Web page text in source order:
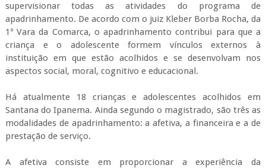
supervisionar todas as atividades do programa de
apadrinhamento. De acordo com o juiz Kleber Borba Rocha, da
1ª Vara da Comarca, o apadrinhamento contribui para que a
criança e o adolescente formem vínculos externos à
instituição em que estão acolhidos e se desenvolvam nos
aspectos social, moral, cognitivo e educacional.
Há atualmente 18 crianças e adolescentes acolhidos em
Santana do Ipanema. Ainda segundo o magistrado, são três as
modalidades de apadrinhamento: a afetiva, a financeira e a de
prestação de serviço.
A afetiva consiste em proporcionar a experiência da